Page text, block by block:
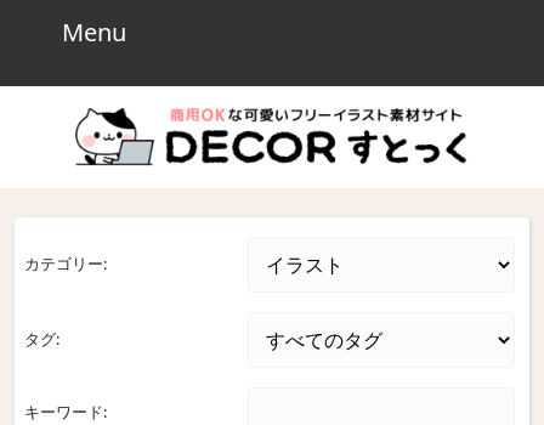
Menu
カテゴリー:
タグ:
キーワード: